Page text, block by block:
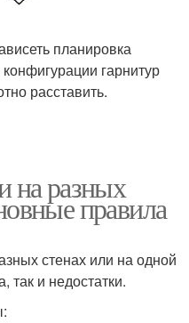
планировка
гарнитур
расставить.
на разных
правила
стенах или на одной
так и недостатки.